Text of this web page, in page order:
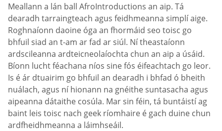
Meallann a lán ball AfroIntroductions an aip. Tá
dearadh tarraingteach agus feidhmeanna simplí aige.
Roghnaíonn daoine óga an fhormáid seo toisc go
bhfuil siad an t-am ar fad ar siúl. Ní theastaíonn
ardscileanna ardteicneolaíochta chun an aip a úsáid.
Bíonn lucht féachana níos sine fós éifeachtach go leor.
Is é ár dtuairim go bhfuil an dearadh i bhfad ó bheith
nuálach, agus ní hionann na gnéithe suntasacha agus
aipeanna dátaithe cosúla. Mar sin féin, tá buntáistí ag
baint leis toisc nach geek ríomhaire é gach duine chun
ardfheidhmeanna a láimhseáil.